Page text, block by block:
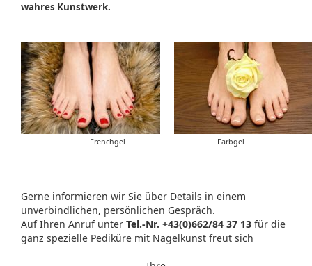
wahres Kunstwerk.
Frenchgel Farbgel
Gerne informieren wir Sie über Details in einem
unverbindlichen, persönlichen Gespräch.
Auf Ihren Anruf unter Tel.-Nr. +43(0)662/84 37 13 für die
ganz spezielle Pediküre mit Nagelkunst freut sich